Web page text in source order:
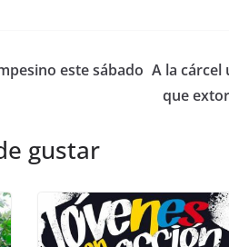
este sábado A la cárcel
que
gustar